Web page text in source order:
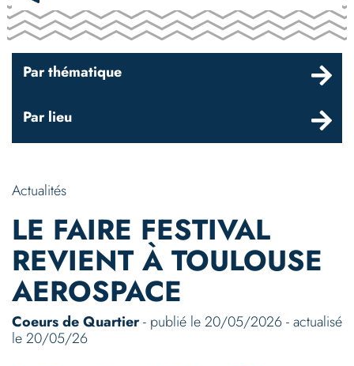
Par thématique
Par lieu
Actualités
LE FAIRE FESTIVAL
REVIENT À TOULOUSE
AEROSPACE
Coeurs de Quartier- publié le 20/05/2026 - actualisé
le 20/05/26